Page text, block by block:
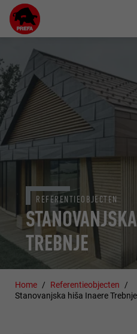
TREBNJE
REFERENTIEOBJECTEN
Home
Referentieobjecten
Stanovanjska hiša Inaere Trebnje